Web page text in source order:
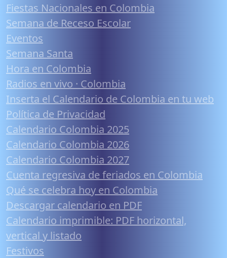
Fiestas Nacionales en Colombia
Semana de Receso Escolar
Eventos
Semana Santa
Hora en Colombia
Radios en vivo · Colombia
Inserta el Calendario de Colombia en tu web
Política de Privacidad
Calendario Colombia 2025
Calendario Colombia 2026
Calendario Colombia 2027
Cuenta regresiva de feriados en Colombia
Qué se celebra hoy en Colombia
Descargar calendario en PDF
Calendario imprimible: PDF horizontal,
vertical y listado
Festivos